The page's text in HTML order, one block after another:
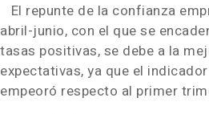
El repunte de la confianza
abril-junio, con el que se
tasas positivas, se debe a la
expectativas, ya que el
empeoró respecto al primer